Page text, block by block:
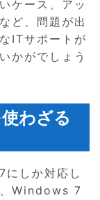
ケース、アッ
ど、問題が出
ITサポートが
かがでしょう
わざる
しか対応し
、Windows 7